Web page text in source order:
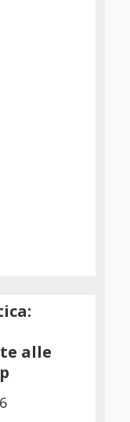
alle